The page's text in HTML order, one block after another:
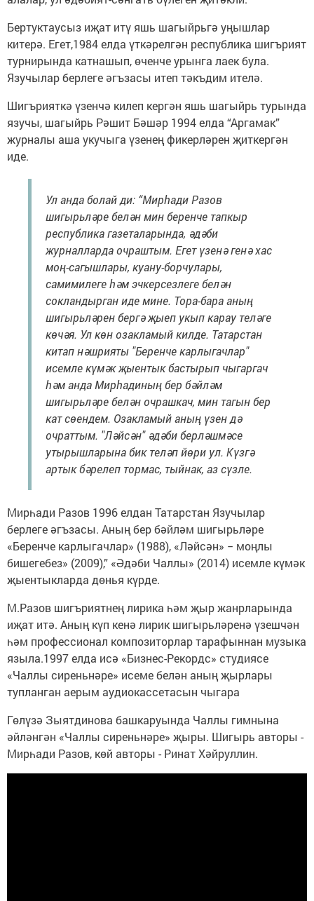
Бертуктаусыз иҗат итү яшь шагыйрьгә уңышлар
китерә. Егет,1984 елда үткәрелгән республика шигърият
турнирында катнашып, өченче урынга лаек була.
Язучылар берлеге әгъзасы итеп тәкъдим ителә.
Шигърияткә үзенчә килеп кергән яшь шагыйрь турында
язучы, шагыйрь Рәшит Бәшәр 1994 елда “Аргамак”
журналы аша укучыга үзенең фикерләрен җиткергән
иде.
Ул анда болай ди: “Мирһади Разов
шигырьләре белән мин беренче тапкыр
республика газеталарында, әдәби
журналларда очраштым. Егет үзенә генә хас
моң-сагышлары, куану-борчулары,
самимилеге һәм эчкерсезлеге белән
сокландырган иде мине. Тора-бара аның
шигырьләрен бергә җыеп укып карау теләге
көчәя. Ул көн озакламый килде. Татарстан
китап нәшрияты "Беренче карлыгачлар"
исемле күмәк җыентык бастырып чыгаргач
һәм анда Мирһадиның бер бәйләм
шигырьләре белән очрашкач, мин тагын бер
кат сөендем. Озакламый аның үзен дә
очраттым. "Ләйсән" әдәби берләшмәсе
утырышларына бик теләп йөри ул. Күзгә
артык бәрелеп тормас, тыйнак, аз сүзле.
Мирһади Разов 1996 елдан Татарстан Язучылар
берлеге әгъзасы. Аның бер бәйләм шигырьләре
«Беренче карлыгачлар» (1988), «Ләйсән» − моңлы
бишегебез» (2009),” «Әдәби Чаллы» (2014) исемле күмәк
җыентыкларда дөнья күрде.
М.Разов шигъриятнең лирика һәм җыр жанрларында
иҗат итә. Аның күп кенә лирик шигырьләренә үзешчән
һәм профессионал композиторлар тарафыннан музыка
языла.1997 елда исә «Бизнес-Рекордс» студиясе
«Чаллы сиреньнәре» исеме белән аның җырлары
тупланган аерым аудиокассетасын чыгара
Гөлүзә Зыятдинова башкаруында Чаллы гимнына
әйләнгән «Чаллы сиреньнәре» җыры. Шигырь авторы -
Мирһади Разов, көй авторы - Ринат Хәйруллин.